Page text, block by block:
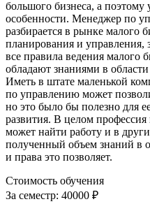
большого бизнеса, а поэтому
особенности. Менеджер по
разбирается в рынке малого
планирования и управления,
все правила ведения малого
обладают знаниями в
Иметь в штате маленькой
по управлению может
но это было бы полезно для
развития. В целом профессия
может найти работу и в
полученный объем знаний в
и права это позволяет.
Стоимость обучения
За семестр: 40000 ₽